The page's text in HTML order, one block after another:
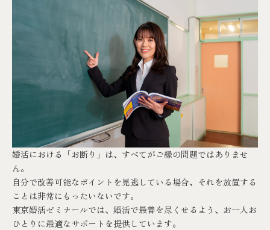
婚活における「お断り」は、すべてがご縁の問題ではありませ
ん。
自分で改善可能なポイントを見逃している場合、それを放置する
ことは非常にもったいないです。
東京婚活ゼミナールでは、婚活で最善を尽くせるよう、お一人お
ひとりに最適なサポートを提供しています。